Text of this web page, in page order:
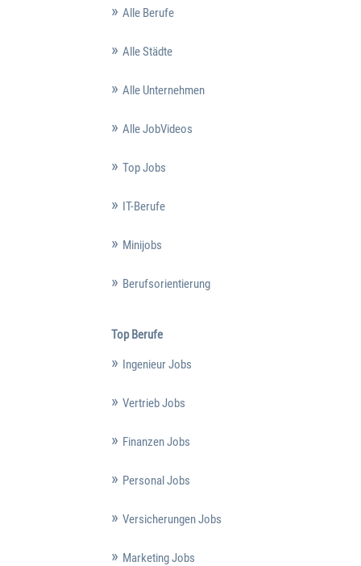
Alle Berufe
Alle Städte
Alle Unternehmen
Alle JobVideos
Top Jobs
IT-Berufe
Minijobs
Berufsorientierung
Top Berufe
Ingenieur Jobs
Vertrieb Jobs
Finanzen Jobs
Personal Jobs
Versicherungen Jobs
Marketing Jobs